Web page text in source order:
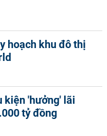
hoạch khu đô thị
kiện 'hưởng' lãi
tỷ đồng